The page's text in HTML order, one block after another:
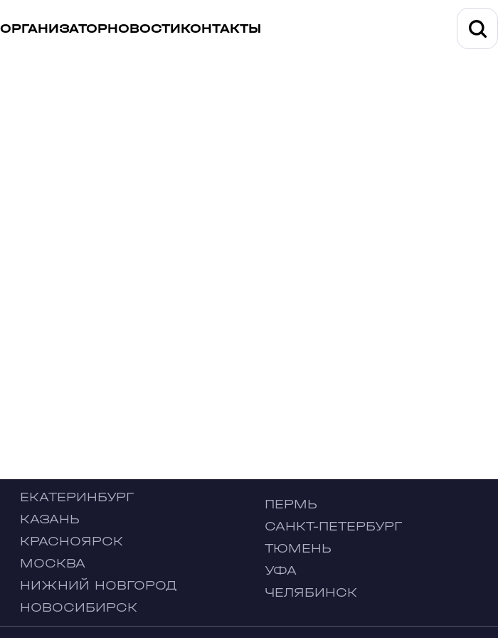
ОРГАНИЗАТОРНОВОСТИКОНТАКТЫ
ЕКАТЕРИНБУРГ
КАЗАНЬ
КРАСНОЯРСК
МОСКВА
НИЖНИЙ НОВГОРОД
НОВОСИБИРСК
ПЕРМЬ
САНКТ-ПЕТЕРБУРГ
ТЮМЕНЬ
УФА
ЧЕЛЯБИНСК